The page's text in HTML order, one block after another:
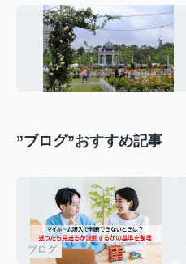
”ブログ”おすすめ記事
ブログ